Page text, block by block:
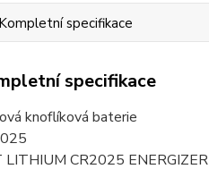
Kompletní specifikace
specifikace
knoflíková baterie
LITHIUM CR2025 ENERGIZER